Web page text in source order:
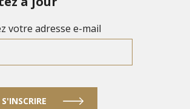
votre adresse e-mail
S'INSCRIRE